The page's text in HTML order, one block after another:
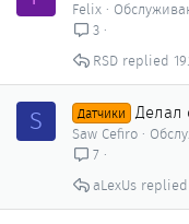
Felix
3
RSD
S Датчики Делал
Saw Cefiro
7
aLexUs